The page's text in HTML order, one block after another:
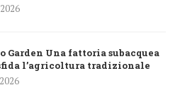
Garden Una fattoria subacquea
l’agricoltura tradizionale